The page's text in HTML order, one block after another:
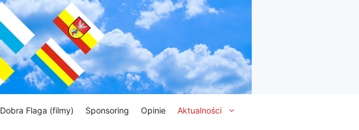
Dobra Flaga (filmy) Sponsoring Opinie Aktualności